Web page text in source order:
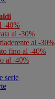
-40%
al -30%
al -30%
fino al -40%
al -40%
serie